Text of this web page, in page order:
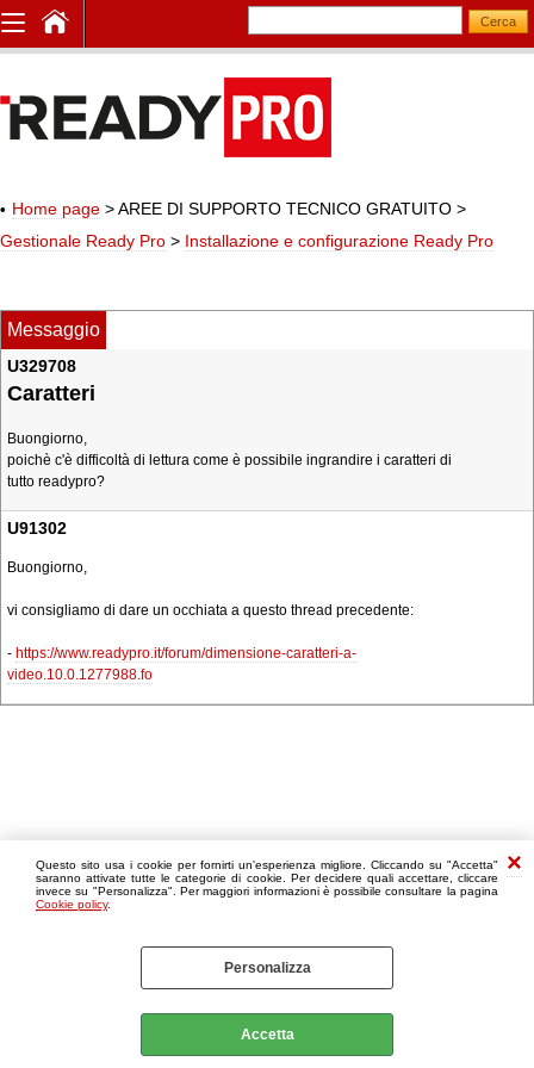
Questo sito usa i cookie per fornirti un'esperienza migliore. Cliccando su "Accetta"
saranno attivate tutte le categorie di cookie. Per decidere quali accettare, cliccare
invece su "Personalizza". Per maggiori informazioni è possibile consultare la pagina
Cookie policy.
Personalizza
Accetta
Home page > AREE DI SUPPORTO TECNICO GRATUITO >
Gestionale Ready Pro > Installazione e configurazione Ready Pro
Messaggio
U329708
Caratteri
Buongiorno,
poichè c'è difficoltà di lettura come è possibile ingrandire i caratteri di
tutto readypro?
U91302
Buongiorno,
vi consigliamo di dare un occhiata a questo thread precedente:
- https://www.readypro.it/forum/dimensione-caratteri-a-
video.10.0.1277988.fo